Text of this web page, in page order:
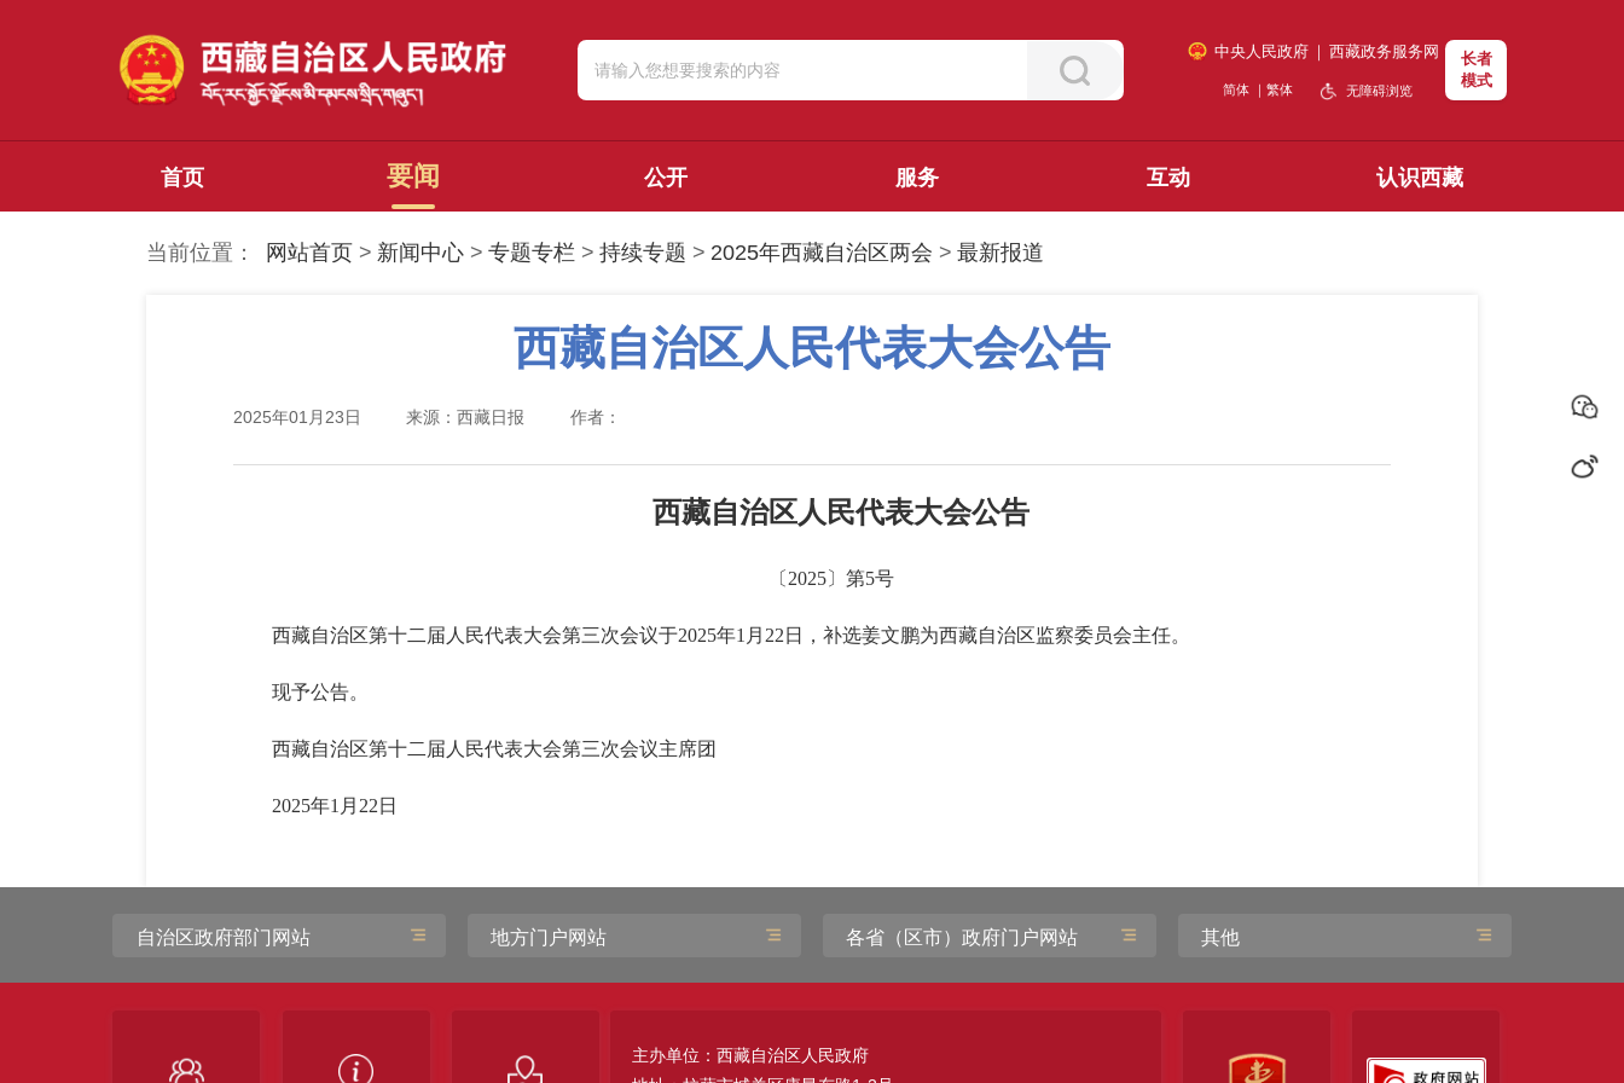
中央人民政府 ｜ 西藏政务服务网
简体｜ 繁体 无障碍浏览
长者
模式
首页 要闻 公开 服务 互动 认识西藏
当前位置： 网站首页 > 新闻中心 > 专题专栏 > 持续专题 > 2025年西藏自治区两会 > 最新报道
西藏自治区人民代表大会公告
2025年01月23日 来源：西藏日报 作者：
西藏自治区人民代表大会公告
〔2025〕第5号
西藏自治区第十二届人民代表大会第三次会议于2025年1月22日，补选姜文鹏为西藏自治区监察委员会主任。
现予公告。
西藏自治区第十二届人民代表大会第三次会议主席团
2025年1月22日
自治区政府部门网站 地方门户网站 各省（区市）政府门户网站 其他
主办单位：西藏自治区人民政府